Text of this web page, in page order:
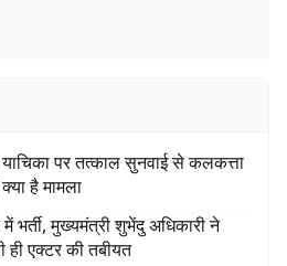
पर तत्काल सुनवाई से कलकत्ता
है मामला
भर्ती, मुख्यमंत्री शुभेंदु अधिकारी ने
एक्टर की तबीयत